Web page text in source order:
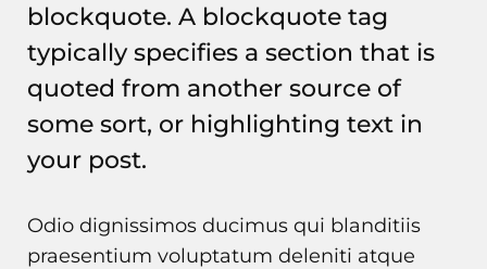
blockquote. A blockquote tag
typically specifies a section that is
quoted from another source of
some sort, or highlighting text in
your post.
Odio dignissimos ducimus qui blanditiis
praesentium voluptatum deleniti atque